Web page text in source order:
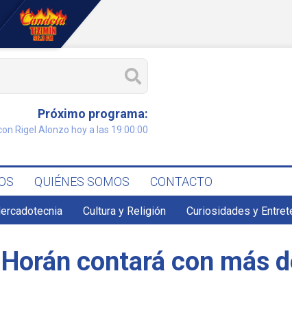
Próximo programa:
Rigel Alonzo hoy a las 19:00:00
QUIÉNES SOMOS CONTACTO
Cultura y Religión Curiosidades y
contará con más